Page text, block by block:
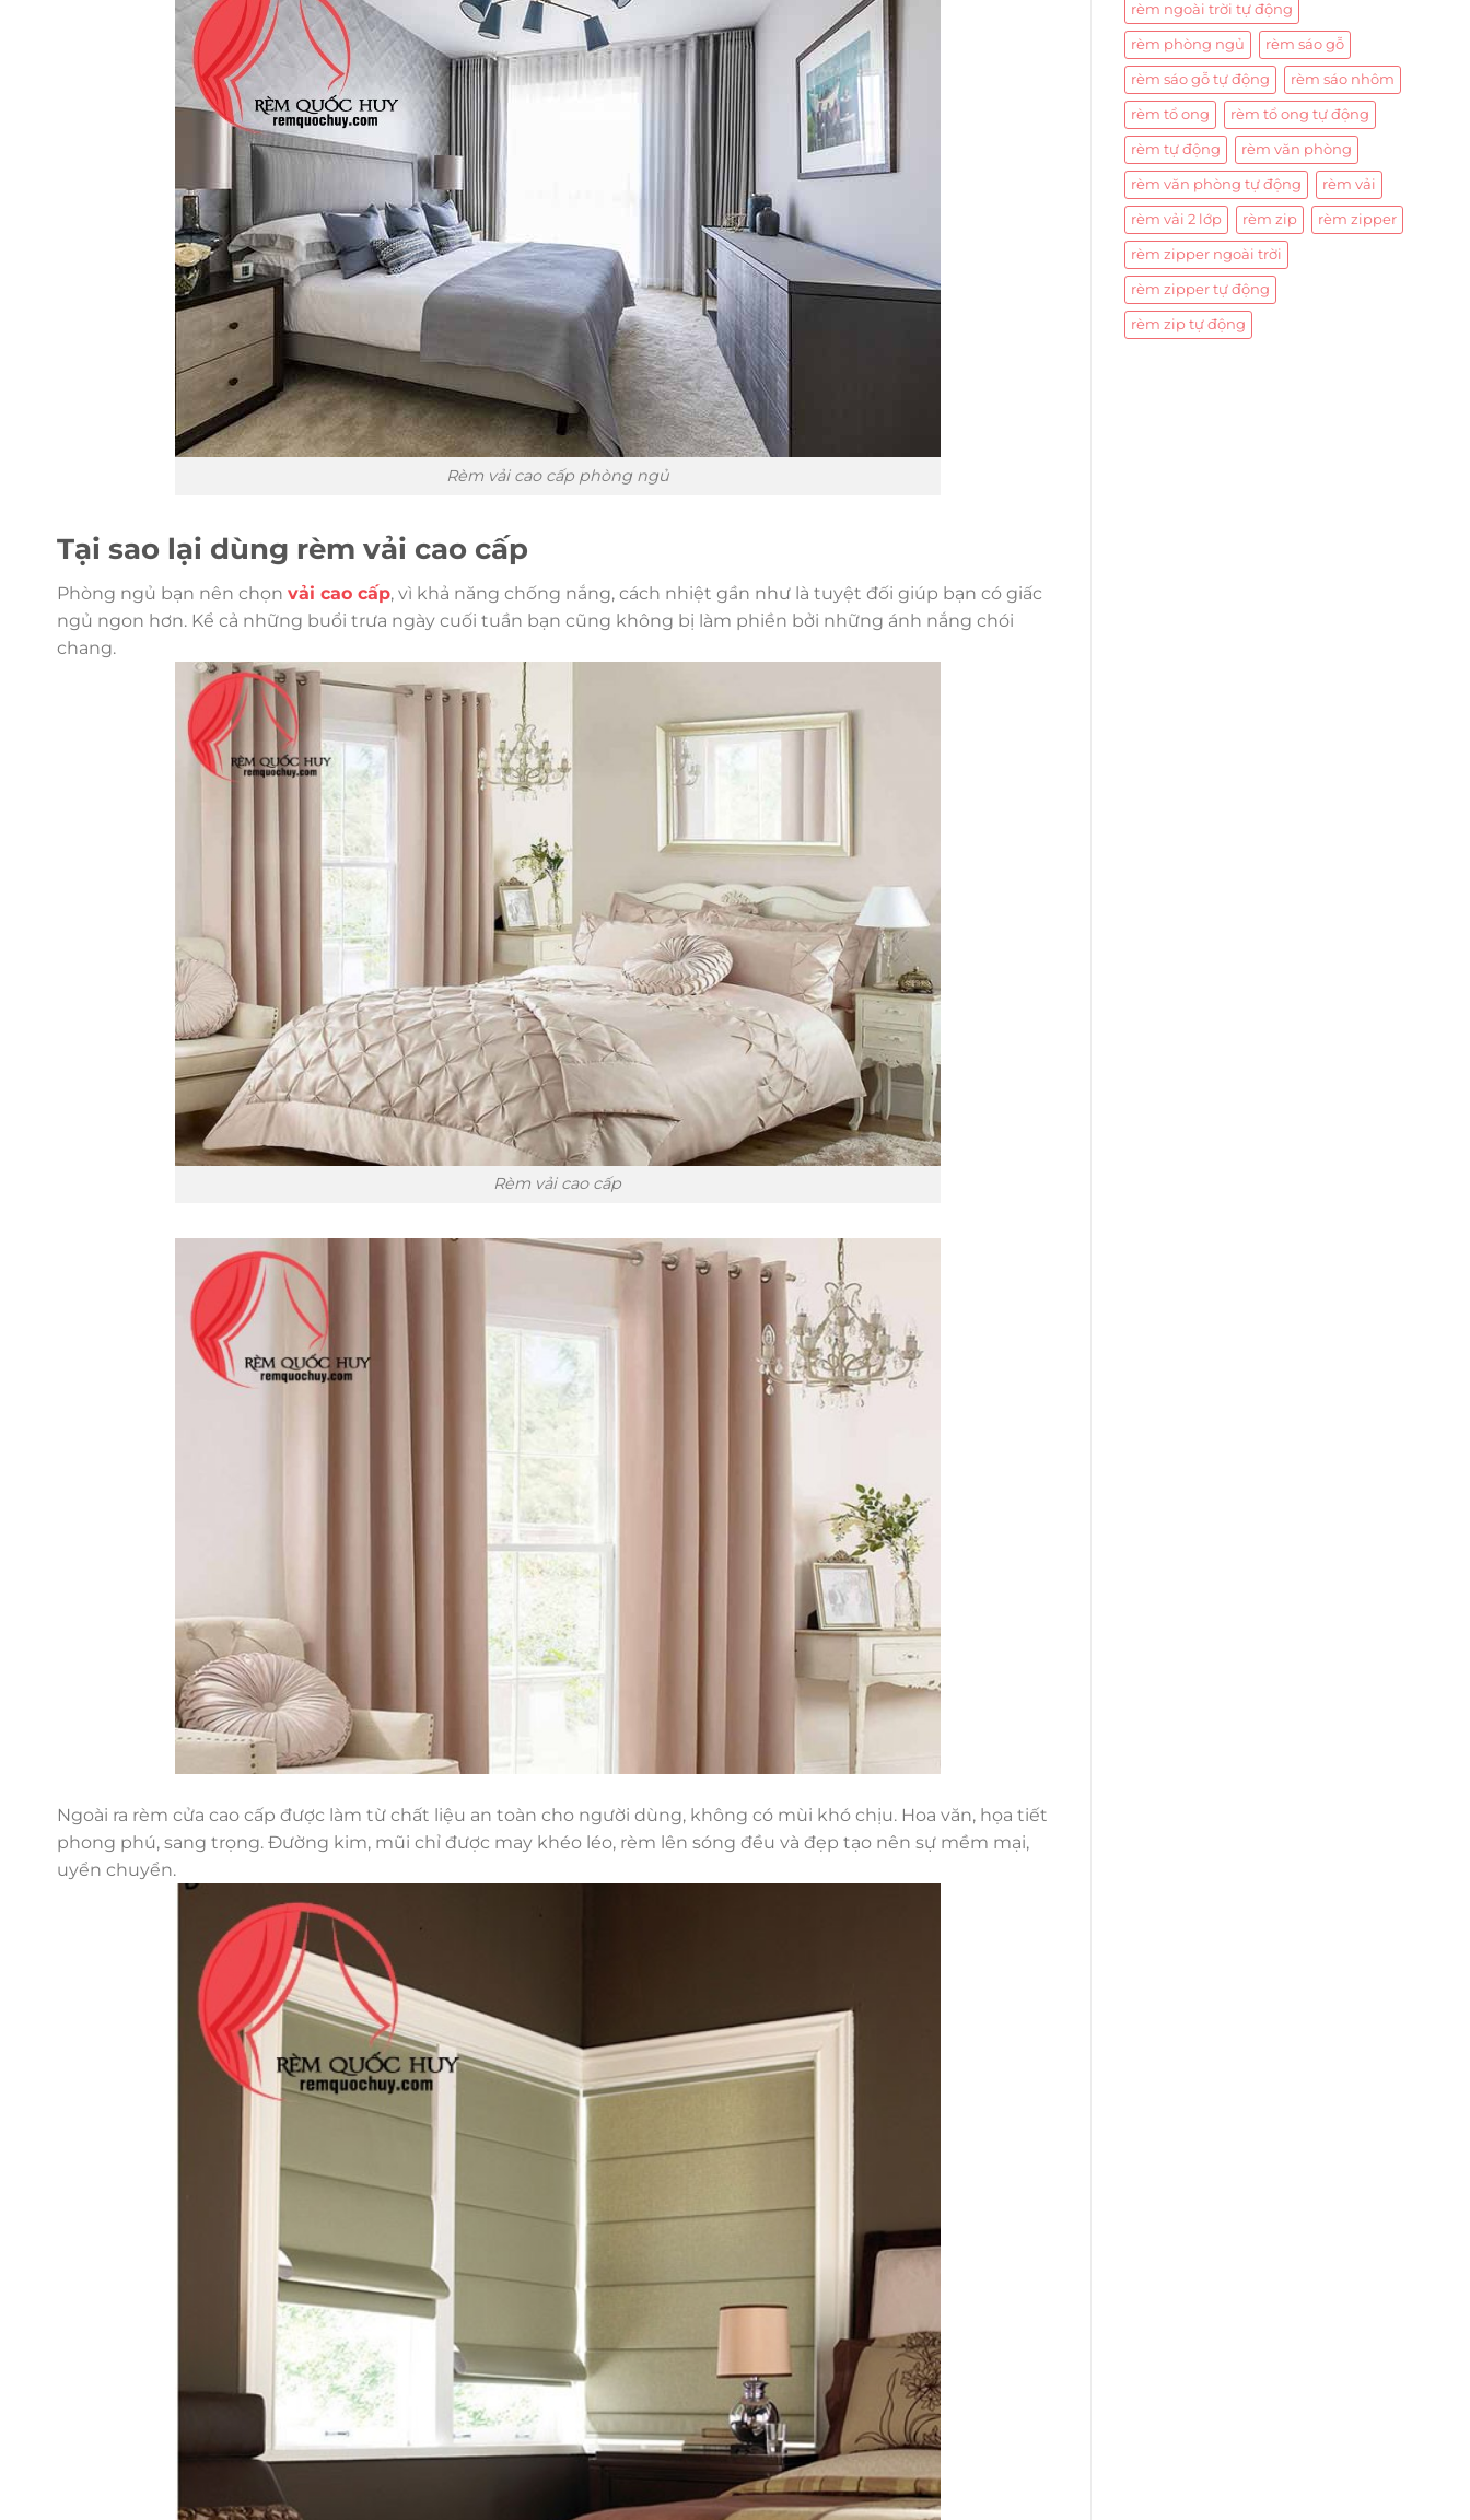
Rèm vải cao cấp phòng ngủ
Tại sao lại dùng rèm vải cao cấp
Phòng ngủ bạn nên chọn vải cao cấp, vì khả năng chống nắng, cách nhiệt gần như là tuyệt đối giúp bạn có giấc
ngủ ngon hơn. Kể cả những buổi trưa ngày cuối tuần bạn cũng không bị làm phiền bởi những ánh nắng chói
chang.
Rèm vải cao cấp
Ngoài ra rèm cửa cao cấp được làm từ chất liệu an toàn cho người dùng, không có mùi khó chịu. Hoa văn, họa tiết
phong phú, sang trọng. Đường kim, mũi chỉ được may khéo léo, rèm lên sóng đều và đẹp tạo nên sự mềm mại,
uyển chuyển.
rèm ngoài trời tự động
rèm phòng ngủ rèm sáo gỗ
rèm sáo gỗ tự động rèm sáo nhôm
rèm tổ ong rèm tổ ong tự động
rèm tự động rèm văn phòng
rèm văn phòng tự động rèm vải
rèm vải 2 lớp rèm zip rèm zipper
rèm zipper ngoài trời
rèm zipper tự động
rèm zip tự động